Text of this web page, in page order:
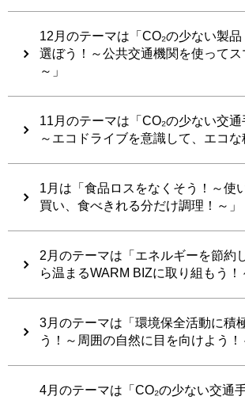
12月のテーマは「CO₂の少ない製
選ぼう！～公共交通機関を使ってス
～」
11月のテーマは「CO₂の少ない交通
～エコドライブを意識して、エコな
1月は「食品ロスをなくそう！～使
買い、食べきれる分だけ調理！～」
2月のテーマは「エネルギーを節約
ら温まるWARM BIZに取り組もう！
3月のテーマは「環境保全活動に積
う！～周囲の自然に目を向けよう！
4月のテーマは「CO₂の少ない交通